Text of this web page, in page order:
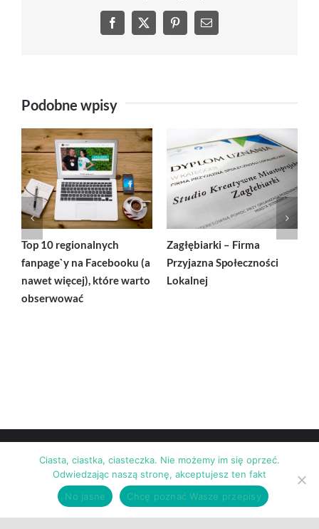
Facebook
X PinterestEmail
Podobne wpisy
Top 10 regionalnych
fanpage`y na Facebooku (a
nawet więcej), które warto
obserwować
Zagłębiarki – Firma
Przyjazna Społeczności
Lokalnej
© Copyright 2026 | Zamieszczone materiały objęte są prawami
autorskimi |Regulamin sklepu Zagłębiarki.pl|FAQ
Ciasta, ciastka, ciasteczka. Nie możemy im się oprzeć.
Odwiedzając naszą stronę, akceptujesz ten fakt
No jasne
Chcę poznać Wasze przepisy